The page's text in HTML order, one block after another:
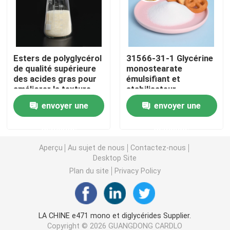
Émulsifiant alimentaire E471
Émulsifiant de catégorie comestible
Émulsifiants alimentaires naturels
Mono et diglycérides
Monostéarate de glycérol
Émulsifiant de promoteur de gâteau
Esters de polyglycérol
de qualité supérieure
des acides gras pour
améliorer la texture
par émulsification
supérieureenvoyer une
31566-31-1 Glycérine
monostearate
émulsifiant et
stabilisateur
alimentaire pour une
texture crémeuse
envoyer une
Aperçu Au sujet de nous
Contactez-nous
Desktop Site
Plan du site
Privacy Policy
LA CHINE e471 mono et diglycérides Supplier.
Copyright © 2026 GUANGDONG CARDLO